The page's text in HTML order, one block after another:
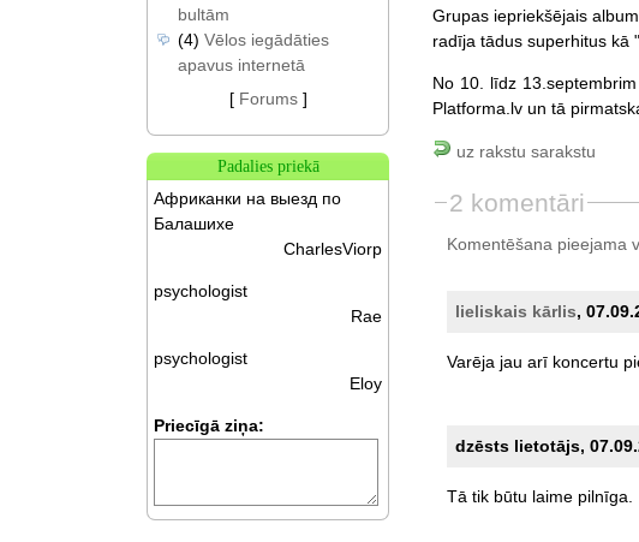
Grupas iepriekšējais
radīja tādus superhitus kā
No 10. līdz
Platforma.lv un tā
uz rakstu sarakstu
2 komentāri
Komentēšana pieejama
lieliskais kārlis,
Varēja jau arī koncertu
dzēsts lietotājs,
Tā tik būtu laime pilnīga.
bultām
(4) Vēlos iegādāties
apavus internetā
[ Forums]
Padalies priekā
Африканки на выезд по
Балашихе
CharlesViorp
psychologist
Rae
psychologist
Eloy
Priecīgā ziņa: